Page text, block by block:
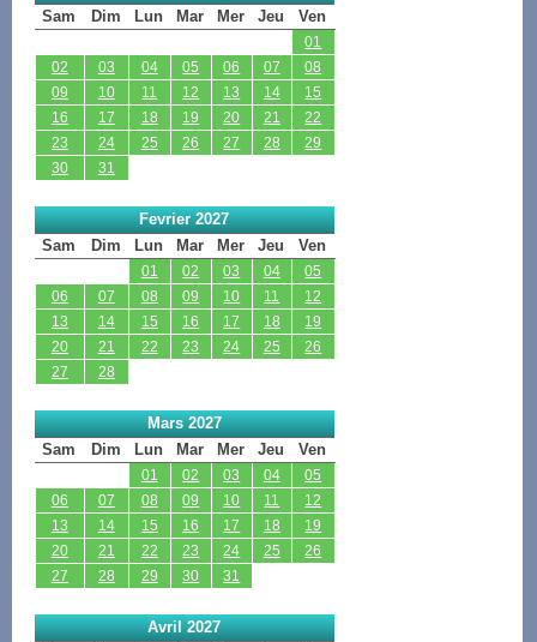
Sam
Dim Lun Mar Mer Jeu Ven
01
02
03 04 05 06 07
08
09
10 11 12 13 14
15
16
17 18 19 20 21
22
23
24 25 26 27 28
29
30
31
Fevrier 2027
Sam
Dim Lun Mar Mer Jeu Ven
01 02 03 04
05
06
07 08 09 10 11
12
13
14 15 16 17 18
19
20
21 22 23 24 25
26
27
28
Mars 2027
Sam
Dim Lun Mar Mer Jeu Ven
01 02 03 04
05
06
07 08 09 10 11
12
13
14 15 16 17 18
19
20
21 22 23 24 25
26
27
28 29 30 31
Avril 2027